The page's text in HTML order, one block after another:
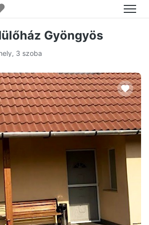
Menü
Gyöngyös
3 szoba